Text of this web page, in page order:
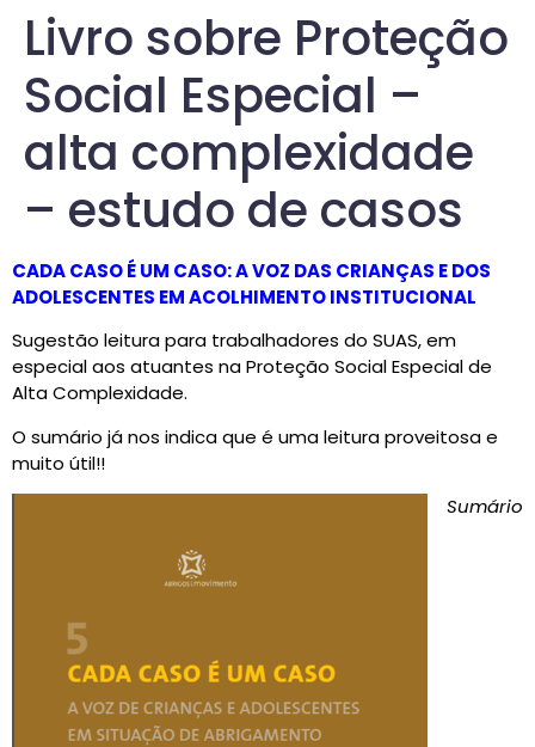
Livro sobre Proteção
Social Especial –
alta complexidade
– estudo de casos
CADA CASO É UM CASO: A VOZ DAS CRIANÇAS E DOS
ADOLESCENTES EM ACOLHIMENTO INSTITUCIONAL
Sugestão leitura para trabalhadores do SUAS, em
especial aos atuantes na Proteção Social Especial de
Alta Complexidade.
O sumário já nos indica que é uma leitura proveitosa e
muito útil!!
Sumário